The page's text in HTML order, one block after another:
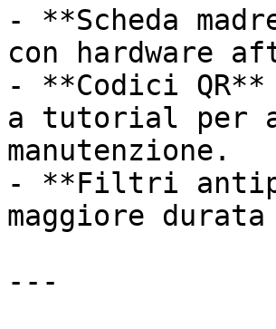
- **Scheda
con hardware
- **Codici
a tutorial per
manutenzione.
- **Filtri
maggiore
---